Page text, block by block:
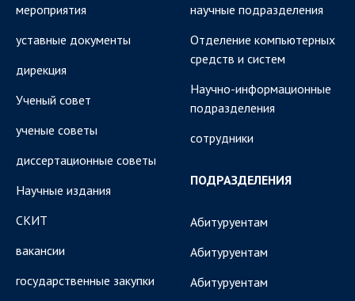
мероприятия
уставные документы
дирекция
Ученый совет
ученые советы
диссертационные советы
Научные издания
СКИТ
вакансии
государственные закупки
научные подразделения
Отделение компьютерных
средств и систем
Научно-информационные
подразделения
сотрудники
ПОДРАЗДЕЛЕНИЯ
Абитуруентам
Абитуруентам
Абитуруентам